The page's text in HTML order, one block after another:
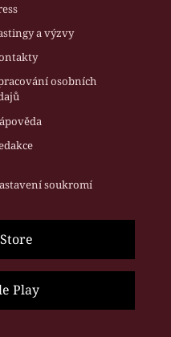
a výzvy
osobních
soukromí
Play